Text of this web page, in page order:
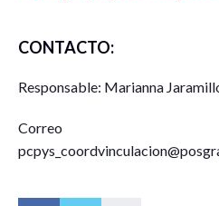
CONTACTO:
Responsable: Marianna
Correo